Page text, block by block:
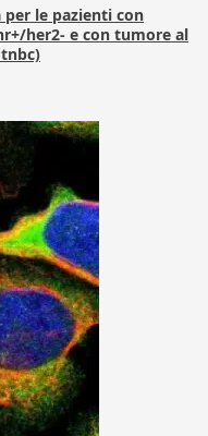
le pazienti con
her2- e con tumore al